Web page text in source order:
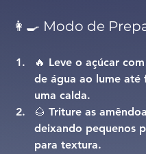
👩‍🍳 Modo de
🔥 Leve o açúcar
de água ao lume até
uma calda.
🌰 Triture as
deixando pequenos
para textura.